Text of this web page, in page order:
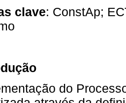
clave: ConstAp;
do